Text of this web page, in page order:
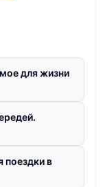
для жизни
поездки в